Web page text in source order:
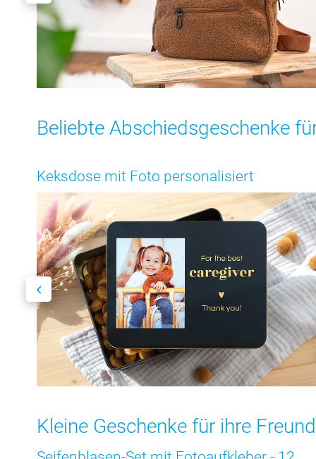
Beliebte Abschiedsgeschenke
Keksdose mit Foto personalisiert
Kleine Geschenke für ihre